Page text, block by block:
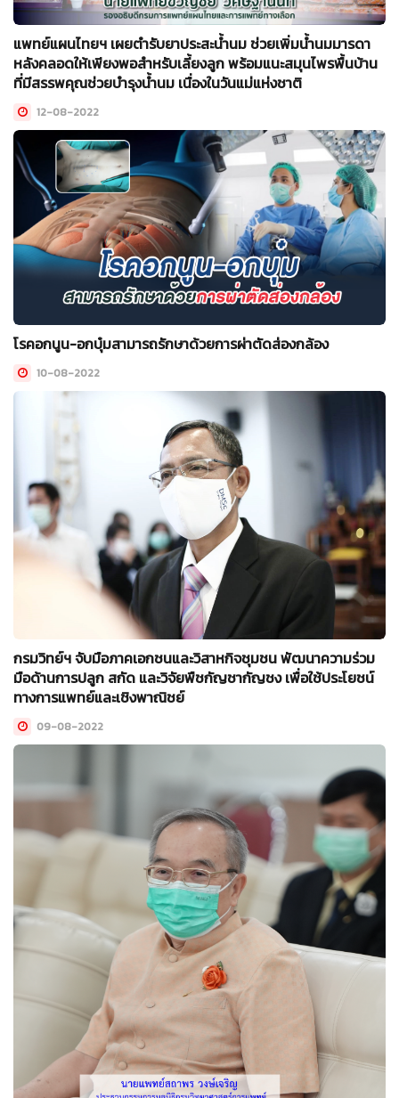
แพทย์แผนไทยฯ เผยตำรับยาประสะน้ำนม ช่วยเพิ่มน้ำนมมารดา
หลังคลอดให้เพียงพอสำหรับเลี้ยงลูก พร้อมแนะสมุนไพรพื้นบ้าน
ที่มีสรรพคุณช่วยบำรุงน้ำนม เนื่องในวันแม่แห่งชาติ
12-08-2022
โรคอกนูน-อกบุ๋มสามารถรักษาด้วยการผ่าตัดส่องกล้อง
10-08-2022
กรมวิทย์ฯ จับมือภาคเอกชนและวิสาหกิจชุมชน พัฒนาความร่วม
มือด้านการปลูก สกัด และวิจัยพืชกัญชากัญชง เพื่อใช้ประโยชน์
ทางการแพทย์และเชิงพาณิชย์
09-08-2022